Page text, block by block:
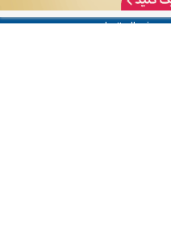
تهران
شمال تهران